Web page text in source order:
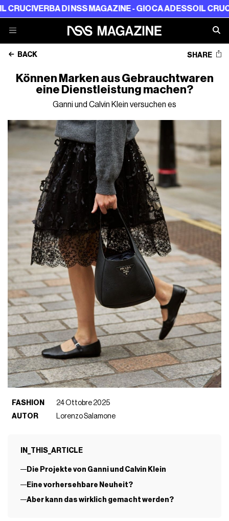
DI NSS MAGAZINE - GIOCA ADESSOIL CRUCIVERBA
BACK SHARE
Können Marken aus Gebrauchtwaren
eine Dienstleistung machen?
Ganni und Calvin Klein versuchen es
FASHION
24 Ottobre 2025
AUTOR
Lorenzo Salamone
IN_THIS_ARTICLE
Die Projekte von Ganni und Calvin Klein
Eine vorhersehbare Neuheit?
Aber kann das wirklich gemacht werden?